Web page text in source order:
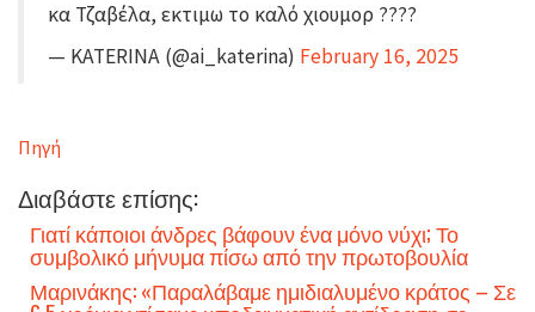
κα Τζαβέλα, εκτιμω το καλό χιουμορ ????
— KATERINA (@ai_katerina) February 16, 2025
Πηγή
Διαβάστε επίσης:
Γιατί κάποιοι άνδρες βάφουν ένα μόνο νύχι; Το
συμβολικό μήνυμα πίσω από την πρωτοβουλία
Μαρινάκης: «Παραλάβαμε ημιδιαλυμένο κράτος – Σε